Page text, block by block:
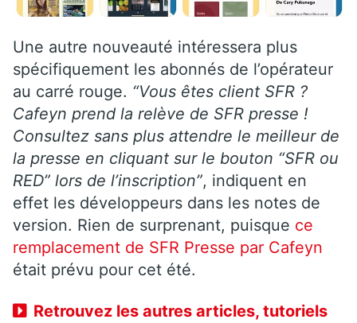
Une autre nouveauté intéressera plus
spécifiquement les abonnés de l’opérateur
au carré rouge. “Vous êtes client SFR ?
Cafeyn prend la relève de SFR presse !
Consultez sans plus attendre le meilleur de
la presse en cliquant sur le bouton “SFR ou
RED” lors de l’inscription”, indiquent en
effet les développeurs dans les notes de
version. Rien de surprenant, puisque ce
remplacement de SFR Presse par Cafeyn
était prévu pour cet été.
Retrouvez les autres articles, tutoriels